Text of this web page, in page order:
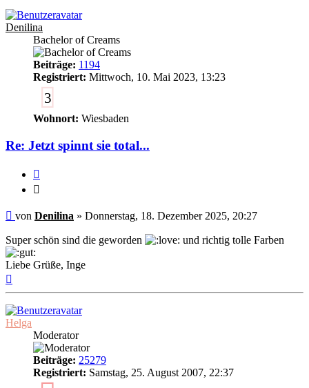
Denilina
Bachelor of Creams
Beiträge: 1194
Registriert: Mittwoch, 10. Mai 2023, 13:23
3
Wohnort: Wiesbaden
Re: Jetzt spinnt sie total...
Ungelesener
von Denilina » Donnerstag, 18. Dezember 2025, 20:27
Super schön sind die geworden und richtig tolle Farben
Liebe Grüße, Inge
Helga
Moderator
Beiträge: 25279
Registriert: Samstag, 25. August 2007, 22:37